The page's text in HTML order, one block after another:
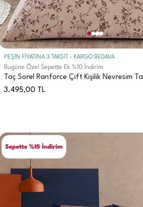
PEŞİN FİYATINA 3 TAKSİT - KARGO BEDAVA
Bugüne Özel Sepette Ek %10 İndirim
Taç Sorel Ranforce Çift Kişilik Nevresim
3.495,00
TL